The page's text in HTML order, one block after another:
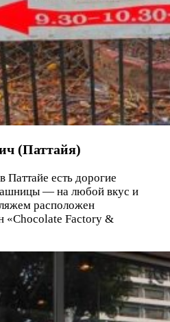
(Паттайя)
есть дорогие
— на любой вкус и
расположен
«Chocolate Factory &